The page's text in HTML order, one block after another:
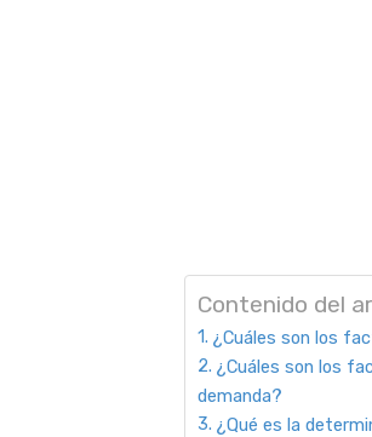
Contenido del
¿Cuáles son los
¿Cuáles son los
demanda?
¿Qué es la